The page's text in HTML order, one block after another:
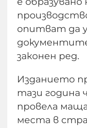
опитват да
законен ред.
Изданието
тази година
провела
места в